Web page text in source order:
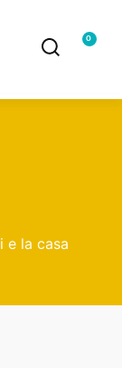
0
e la casa